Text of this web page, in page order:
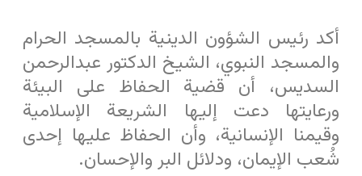
أكد رئيس الشؤون الدينية بالمسجد الحرام
والمسجد النبوي، الشيخ الدكتور عبدالرحمن
السديس، أن قضية الحفاظ على البيئة
ورعايتها دعت إليها الشريعة الإسلامية
وقيمنا الإنسانية، وأن الحفاظ عليها إحدى
شُعب الإيمان، ودلائل البر والإحسان.